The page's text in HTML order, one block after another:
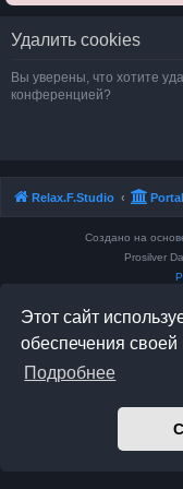
Этот сайт
обеспечения своей
Подробнее
Удалить cookies
Вы уверены, что хотите
конференцией?
Relax.F.Studio Portal
Создано на
Prosilver